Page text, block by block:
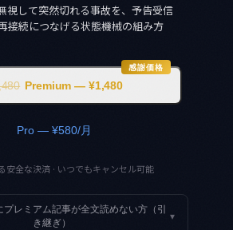
視して突然切れる事故を、予告受信
接続につなげる状態機械の組み方
感謝価格
Premium — ¥1,480
Pro — ¥580/月
安全な決済 · いつでもキャンセル可能
プレミアム記事が全文読めない方（引
き継ぎ）
▾